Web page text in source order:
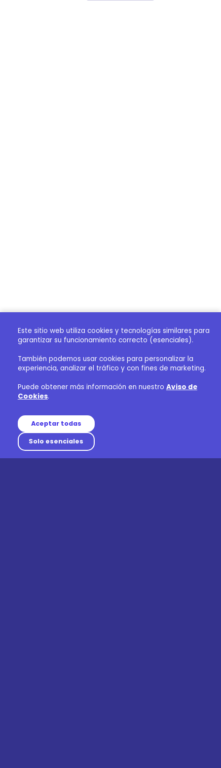
Este sitio web utiliza cookies y tecnologías similares para
garantizar su funcionamiento correcto (esenciales).
También podemos usar cookies para personalizar la
experiencia, analizar el tráfico y con fines de marketing.
Puede obtener más información en nuestro Aviso de
Cookies.
Aceptar todas
Solo esenciales